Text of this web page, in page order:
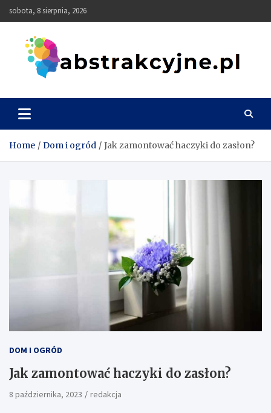
Skip
to
sobota, 8 sierpnia, 2026
Abstrakcyjne
Home Dom i ogród Jak zamontować haczyki do zasłon?
DOM I OGRÓD
Jak zamontować haczyki do zasłon?
8 października, 2023 redakcja